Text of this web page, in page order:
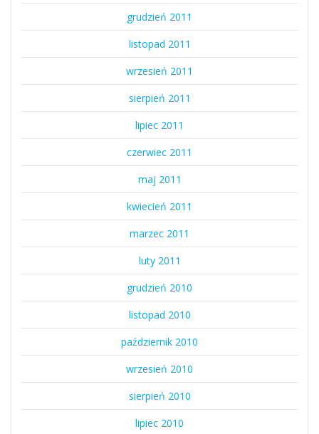
grudzień 2011
listopad 2011
wrzesień 2011
sierpień 2011
lipiec 2011
czerwiec 2011
maj 2011
kwiecień 2011
marzec 2011
luty 2011
grudzień 2010
listopad 2010
październik 2010
wrzesień 2010
sierpień 2010
lipiec 2010